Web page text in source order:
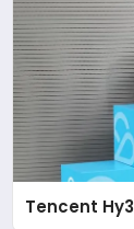
Tencent